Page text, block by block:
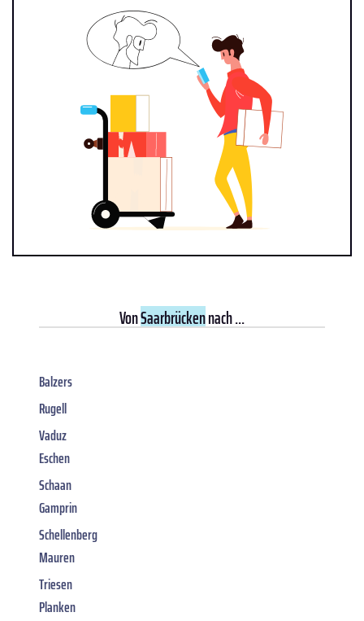
VonSaarbrückennach ...
Balzers
Rugell
Vaduz
Eschen
Schaan
Gamprin
Schellenberg
Mauren
Triesen
Planken